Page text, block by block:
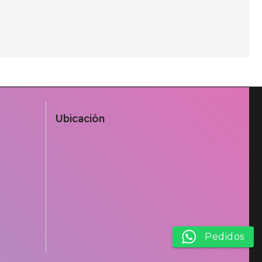
Ubicación
Pedidos